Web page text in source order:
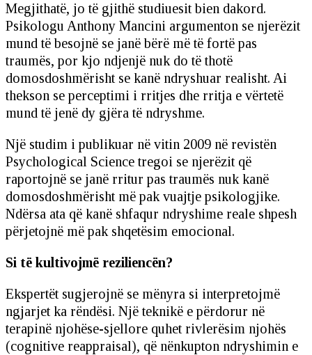
Megjithatë, jo të gjithë studiuesit bien dakord.
Psikologu Anthony Mancini argumenton se njerëzit
mund të besojnë se janë bërë më të fortë pas
traumës, por kjo ndjenjë nuk do të thotë
domosdoshmërisht se kanë ndryshuar realisht. Ai
thekson se perceptimi i rritjes dhe rritja e vërtetë
mund të jenë dy gjëra të ndryshme.
Një studim i publikuar në vitin 2009 në revistën
Psychological Science tregoi se njerëzit që
raportojnë se janë rritur pas traumës nuk kanë
domosdoshmërisht më pak vuajtje psikologjike.
Ndërsa ata që kanë shfaqur ndryshime reale shpesh
përjetojnë më pak shqetësim emocional.
Si të kultivojmë reziliencën?
Ekspertët sugjerojnë se mënyra si interpretojmë
ngjarjet ka rëndësi. Një teknikë e përdorur në
terapinë njohëse-sjellore quhet rivlerësim njohës
(cognitive reappraisal), që nënkupton ndryshimin e